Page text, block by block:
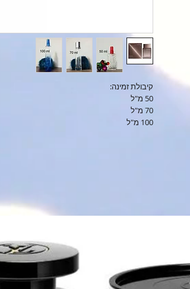
קיבולת זמינה:
50 מ"ל
70 מ"ל
100 מ"ל